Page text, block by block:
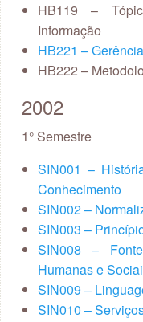
HB119 –
Informação
HB221 –
HB222 –
2002
1° Semestre
SIN001 –
Conhecimento
SIN002 –
SIN003 –
SIN008 –
Humanas e
SIN009 –
SIN010 –